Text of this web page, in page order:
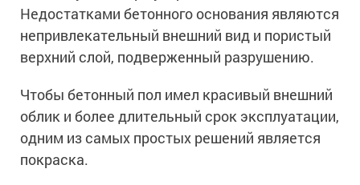
Ингибиторы коррозии
Растворители и разбавители для металла
Шпатлевки для металла
Сопутствующие товары
Сопутствующие товары
Пищевая промышленность
Нефтегазовая промышленность
Жидкая теплоизоляция
Для металла
Для фасада
Сопутствующие товары
Для бетонных полов
Для металла
Для фасада
Антистатические покрытия
Для бетона
Сопутствующие товары
Промышленные покрытия
Недостатками бетонного основания являются
непривлекательный внешний вид и пористый
верхний слой, подверженный разрушению.
Чтобы бетонный пол имел красивый внешний
облик и более длительный срок эксплуатации,
одним из самых простых решений является
покраска.